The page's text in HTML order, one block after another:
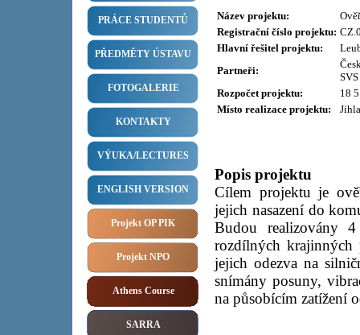
PRÁCE STUDENTŮ
PŘEDMĚTY ÚSTAVU
FOTOGALERIE
KONTAKTY
VÝUKA/LECTURES
ENGLISH VERSION
Projekt OP PIK
Projekt NPO
Athens Course
SARRA
Název projektu:
Registrační číslo projektu:
Hlavní řešitel projektu:
Partneři:
Rozpočet projektu:
18
Místo realizace projektu:
Popis projektu
Cílem projektu je
jejich nasazení do
Budou realizovány
rozdílných krajinných
jejich odezva na
snímány posuny,
na působícím zatížení